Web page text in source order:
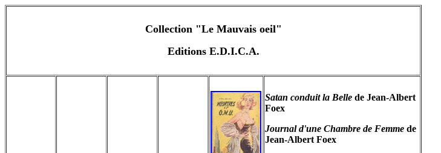
Collection "Le Mauvais oeil"
Editions E.D.I.C.A.
Satan conduit la Belle de Jean-Albert
Foex
Journal d'une Chambre de Femme de
Jean-Albert Foex